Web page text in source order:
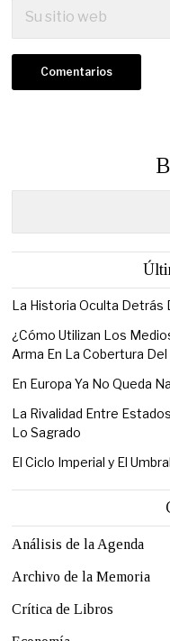
La Historia Oculta Detrás
¿Cómo Utilizan Los
Arma En La Cobertura Del
En Europa Ya No Queda
La Rivalidad Entre
Lo Sagrado
El Ciclo Imperial y El
Análisis de la Agenda
Archivo de la Memoria
Crítica de Libros